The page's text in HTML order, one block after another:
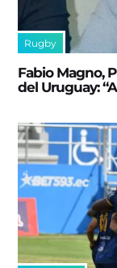
Rugby
Fabio Magno,
del Uruguay: